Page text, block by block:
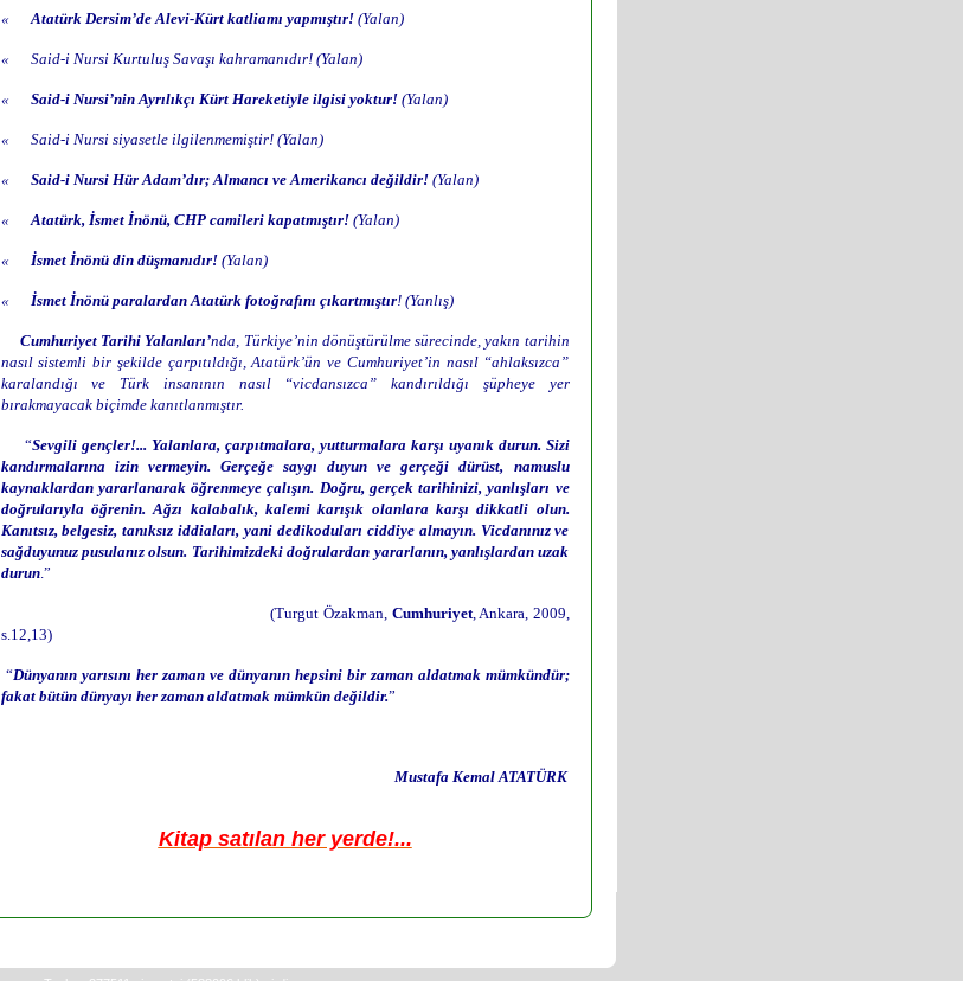
« Atatürk Dersim’de Alevi-Kürt katliamı yapmıştır! (Yalan)
« Said-i Nursi Kurtuluş Savaşı kahramanıdır! (Yalan)
« Said-i Nursi’nin Ayrılıkçı Kürt Hareketiyle ilgisi yoktur! (Yalan)
« Said-i Nursi siyasetle ilgilenmemiştir! (Yalan)
« Said-i Nursi Hür Adam’dır; Almancı ve Amerikancı değildir! (Yalan)
« Atatürk, İsmet İnönü, CHP camileri kapatmıştır! (Yalan)
« İsmet İnönü din düşmanıdır!(Yalan)
« İsmet İnönü paralardan Atatürk fotoğrafını çıkartmıştır! (Yanlış)
Cumhuriyet Tarihi Yalanları’nda, Türkiye’nin dönüştürülme sürecinde, yakın tarihin
nasıl sistemli bir şekilde çarpıtıldığı, Atatürk’ün ve Cumhuriyet’in nasıl “ahlaksızca”
karalandığı ve Türk insanının nasıl “vicdansızca” kandırıldığı şüpheye yer
bırakmayacak biçimde kanıtlanmıştır.
“Sevgili gençler!... Yalanlara, çarpıtmalara, yutturmalara karşı uyanık durun. Sizi
kandırmalarına izin vermeyin. Gerçeğe saygı duyun ve gerçeği dürüst, namuslu
kaynaklardan yararlanarak öğrenmeye çalışın. Doğru, gerçek tarihinizi, yanlışları ve
doğrularıyla öğrenin. Ağzı kalabalık, kalemi karışık olanlara karşı dikkatli olun.
Kanıtsız, belgesiz, tanıksız iddiaları, yani dedikoduları ciddiye almayın. Vicdanınız ve
sağduyunuz pusulanız olsun. Tarihimizdeki doğrulardan yararlanın, yanlışlardan uzak
durun.”
(Turgut Özakman, Cumhuriyet, Ankara, 2009,
s.12,13)
“Dünyanın yarısını her zaman ve dünyanın hepsini bir zaman aldatmak mümkündür;
fakat bütün dünyayı her zaman aldatmak mümkün değildir.”
Mustafa Kemal ATATÜRK
Kitap satılan her yerde!...